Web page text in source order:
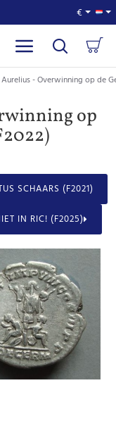
€
- Overwinning op de
op
SCHAARS (F2021)
IN RIC! (F2025)